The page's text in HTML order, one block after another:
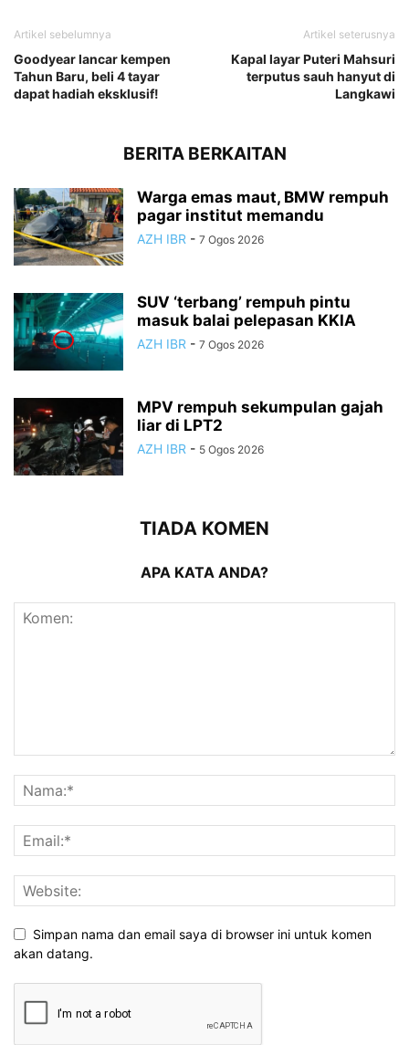
Artikel sebelumnya
Goodyear lancar kempen
Tahun Baru, beli 4 tayar
dapat hadiah eksklusif!
Artikel seterusnya
Kapal layar Puteri Mahsuri
terputus sauh hanyut di
Langkawi
BERITA BERKAITAN
Warga emas maut, BMW rempuh
pagar institut memandu
AZH IBR - 7 Ogos 2026
SUV ‘terbang’ rempuh pintu
masuk balai pelepasan KKIA
AZH IBR - 7 Ogos 2026
MPV rempuh sekumpulan gajah
liar di LPT2
AZH IBR - 5 Ogos 2026
TIADA KOMEN
APA KATA ANDA?
Simpan nama dan email saya di browser ini untuk komen
akan datang.